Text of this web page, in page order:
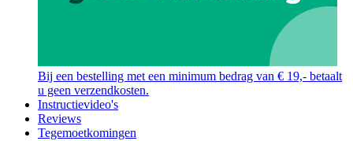
Bij een bestelling met een minimum bedrag van € 19,- betaalt
u geen verzendkosten.
Instructievideo's
Reviews
Tegemoetkomingen